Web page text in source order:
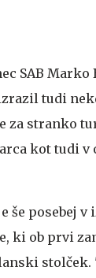
SAB
tudi
za stranko
kot tudi
še posebej
ki ob prvi